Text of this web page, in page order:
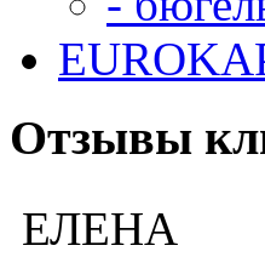
Отзывы
ЕЛЕНА